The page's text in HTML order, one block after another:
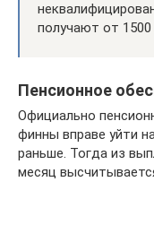
получают от
Пенсионное
Официально
финны вправе уйти
раньше. Тогда из
месяц